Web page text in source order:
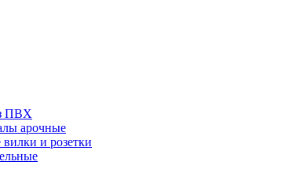
ПВХ
арочные
и розетки